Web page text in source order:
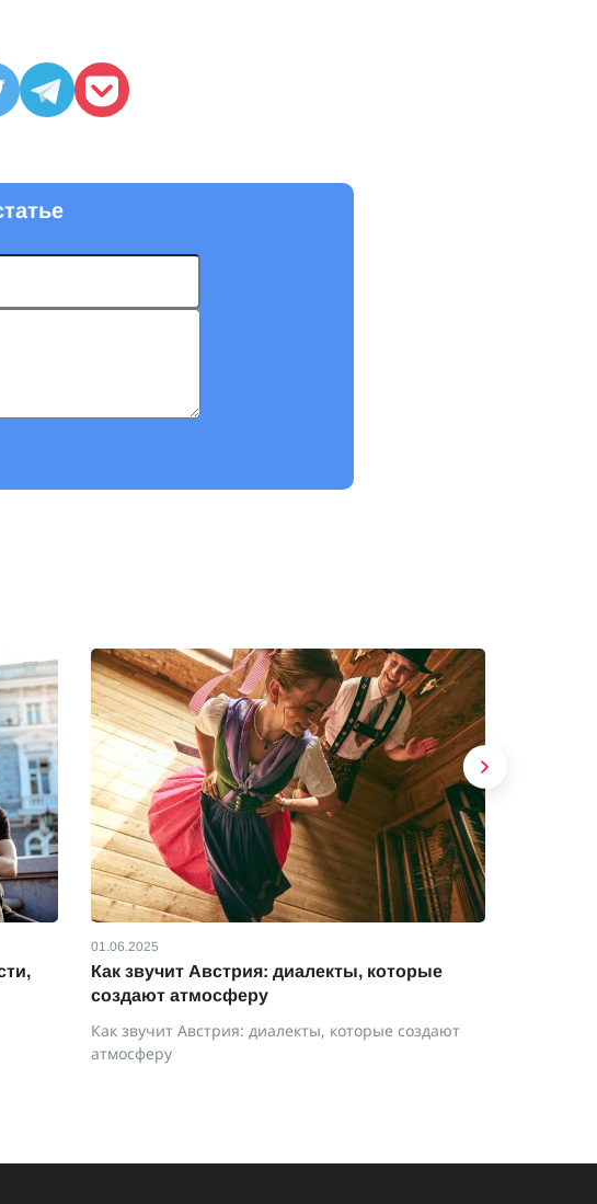
01.06.2025
Как звучит Австрия: диалекты, которые
создают атмосферу
Как звучит Австрия: диалекты, которые создают
атмосферу